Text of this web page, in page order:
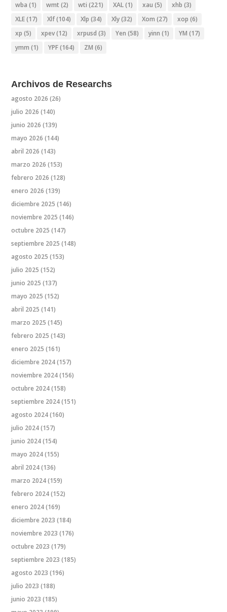
wba (1) wmt (2) wti (221) XAL(1) xau (5) xhb (3)
XLE(17) Xlf(104) Xlp (34) Xly(32) Xom (27) xop (6)
xp (5) xpev(12) xrpusd (3) Yen (58) yinn (1) YM (17)
ymm (1) YPF(164) ZM (6)
Archivos de Researchs
agosto 2026 (26)
julio 2026 (140)
junio 2026 (139)
mayo 2026 (144)
abril 2026 (143)
marzo 2026 (153)
febrero 2026 (128)
enero 2026 (139)
diciembre 2025 (146)
noviembre 2025 (146)
octubre 2025 (147)
septiembre 2025 (148)
agosto 2025 (153)
julio 2025 (152)
junio 2025 (137)
mayo 2025 (152)
abril 2025 (141)
marzo 2025 (145)
febrero 2025 (143)
enero 2025 (161)
diciembre 2024(157)
noviembre 2024(156)
octubre 2024(158)
septiembre 2024(151)
agosto 2024(160)
julio 2024(157)
junio 2024(154)
mayo 2024(155)
abril 2024(136)
marzo 2024(159)
febrero 2024(152)
enero 2024(169)
diciembre 2023 (184)
noviembre 2023 (176)
octubre 2023 (179)
septiembre 2023 (185)
agosto 2023 (196)
julio 2023 (188)
junio 2023 (185)